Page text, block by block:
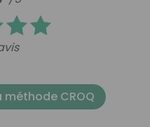
méthode CROQ